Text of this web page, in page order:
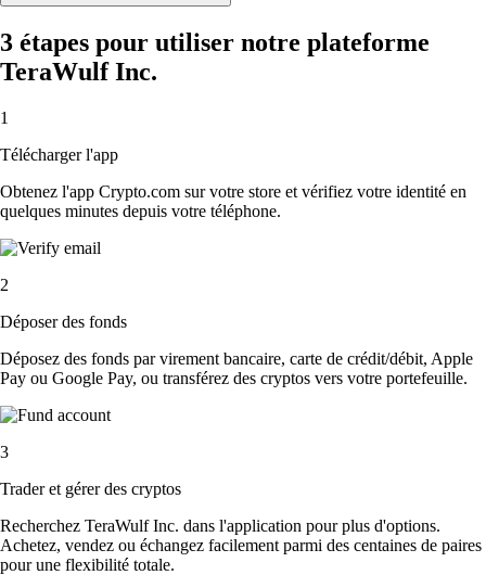
3 étapes pour utiliser notre plateforme
TeraWulf Inc.
1
Télécharger l'app
Obtenez l'app Crypto.com sur votre store et vérifiez votre identité en
quelques minutes depuis votre téléphone.
2
Déposer des fonds
Déposez des fonds par virement bancaire, carte de crédit/débit, Apple
Pay ou Google Pay, ou transférez des cryptos vers votre portefeuille.
3
Trader et gérer des cryptos
Recherchez TeraWulf Inc. dans l'application pour plus d'options.
Achetez, vendez ou échangez facilement parmi des centaines de paires
pour une flexibilité totale.